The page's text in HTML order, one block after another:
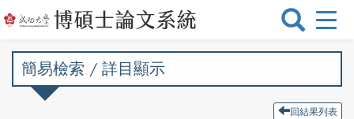
選
切
簡易檢索 / 詳目顯示
回結果列表